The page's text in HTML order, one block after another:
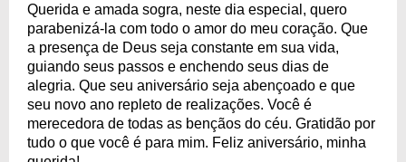
Querida e amada sogra, neste dia especial, quero
parabenizá-la com todo o amor do meu coração. Que
a presença de Deus seja constante em sua vida,
guiando seus passos e enchendo seus dias de
alegria. Que seu aniversário seja abençoado e que
seu novo ano repleto de realizações. Você é
merecedora de todas as bençãos do céu. Gratidão por
tudo o que você é para mim. Feliz aniversário, minha